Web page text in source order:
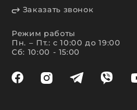
Заказать звонок
Режим работы
Пн. – Пт.: с 10:00 до 19:00
Сб: 10:00 - 15:00